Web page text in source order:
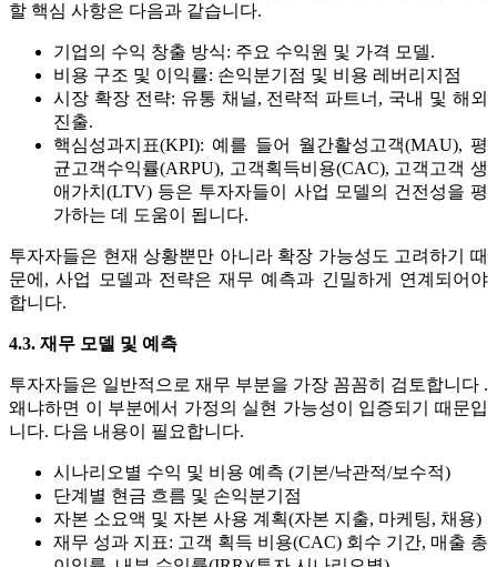
할 핵심 사항은 다음과 같습니다.
기업의 수익 창출 방식: 주요 수익원 및 가격 모델.
비용 구조 및 이익률: 손익분기점 및 비용 레버리지점
시장 확장 전략: 유통 채널, 전략적 파트너, 국내 및 해외
진출.
핵심성과지표(KPI): 예를 들어 월간활성고객(MAU), 평
균고객수익률(ARPU), 고객획득비용(CAC), 고객고객 생
애가치(LTV) 등은 투자자들이 사업 모델의 건전성을 평
가하는 데 도움이 됩니다.
투자자들은 현재 상황뿐만 아니라 확장 가능성도 고려하기 때
문에, 사업 모델과 전략은 재무 예측과 긴밀하게 연계되어야
합니다.
4.3. 재무 모델 및 예측
투자자들은 일반적으로 재무 부분을 가장 꼼꼼히 검토합니다 .
왜냐하면 이 부분에서 가정의 실현 가능성이 입증되기 때문입
니다. 다음 내용이 필요합니다.
시나리오별 수익 및 비용 예측 (기본/낙관적/보수적)
단계별 현금 흐름 및 손익분기점
자본 소요액 및 자본 사용 계획(자본 지출, 마케팅, 채용)
재무 성과 지표: 고객 획득 비용(CAC) 회수 기간, 매출 총